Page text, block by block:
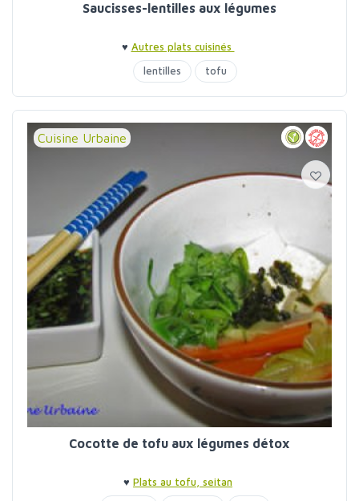
Saucisses-lentilles aux légumes
♥ Autres plats cuisinés
lentilles
tofu
Cuisine Urbaine
Cocotte de tofu aux légumes détox
♥ Plats au tofu, seitan